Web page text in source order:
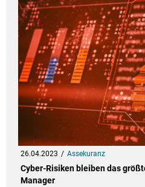
26.04.2023 Assekuranz
Cyber-Risiken bleiben das
Manager